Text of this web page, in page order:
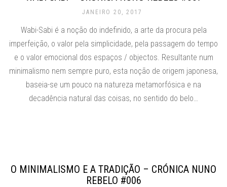
JANEIRO 20, 2017
Wabi-Sabi é a noção do indefinido, a arte da procura pela
imperfeição, o valor pela simplicidade, pela passagem do tempo
e o valor emocional dos espaços / objectos. Resultante num
minimalismo nem sempre puro, esta noção de origem japonesa,
baseia-se um pouco na natureza metamorfósica e na
decadência natural das coisas, no sentido do belo…
O MINIMALISMO E A TRADIÇÃO – CRÓNICA NUNO
REBELO #006